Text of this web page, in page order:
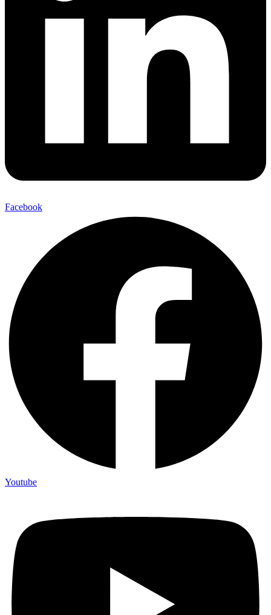
Facebook
Youtube